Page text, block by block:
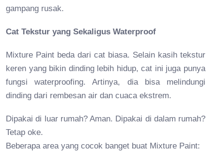
gampang rusak.
Cat Tekstur yang Sekaligus Waterproof
Mixture Paint beda dari cat biasa. Selain kasih tekstur
keren yang bikin dinding lebih hidup, cat ini juga punya
fungsi waterproofing. Artinya, dia bisa melindungi
dinding dari rembesan air dan cuaca ekstrem.
Dipakai di luar rumah? Aman. Dipakai di dalam rumah?
Tetap oke.
Beberapa area yang cocok banget buat Mixture Paint: